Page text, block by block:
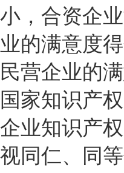
小，合资企
业的满意度
民营企业的
国家知识产
企业知识产
视同仁、同